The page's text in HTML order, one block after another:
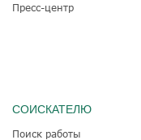
Пресс-центр
СОИСКАТЕЛЮ
Поиск работы